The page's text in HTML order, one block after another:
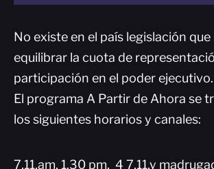
No existe en el país legislación que
equilibrar la cuota de
participación en el poder ejecutivo.
El programa A Partir de Ahora se
los siguientes horarios y canales:
7,11,am, 1.30 pm, 4 7,11,y